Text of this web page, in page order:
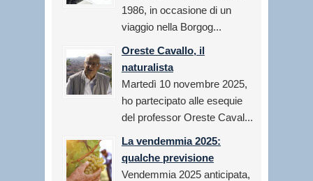
1986, in occasione di un
viaggio nella Borgog...
Oreste Cavallo, il
naturalista
Martedì 10 novembre 2025,
ho partecipato alle esequie
del professor Oreste Caval...
La vendemmia 2025:
qualche previsione
Vendemmia 2025 anticipata,